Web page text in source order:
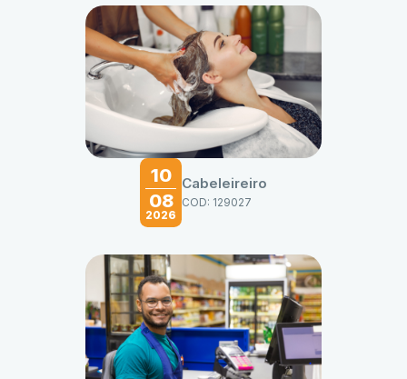
10
08
2026
Cabeleireiro
COD: 129027